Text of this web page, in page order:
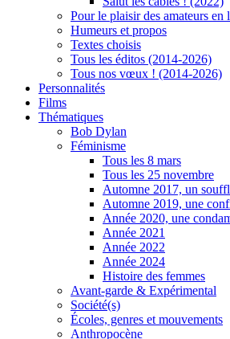
Pour le plaisir des amateurs en
Humeurs et propos
Textes choisis
Tous les éditos (2014-2026)
Tous nos vœux ! (2014-2026)
Personnalités
Films
Thématiques
Bob Dylan
Féminisme
Tous les 8 mars
Tous les 25 novembre
Automne 2017, un
Automne 2019, une
Année 2020, une
Année 2021
Année 2022
Année 2024
Histoire des femmes
Avant-garde & Expérimental
Société(s)
Écoles, genres et mouvements
Anthropocène